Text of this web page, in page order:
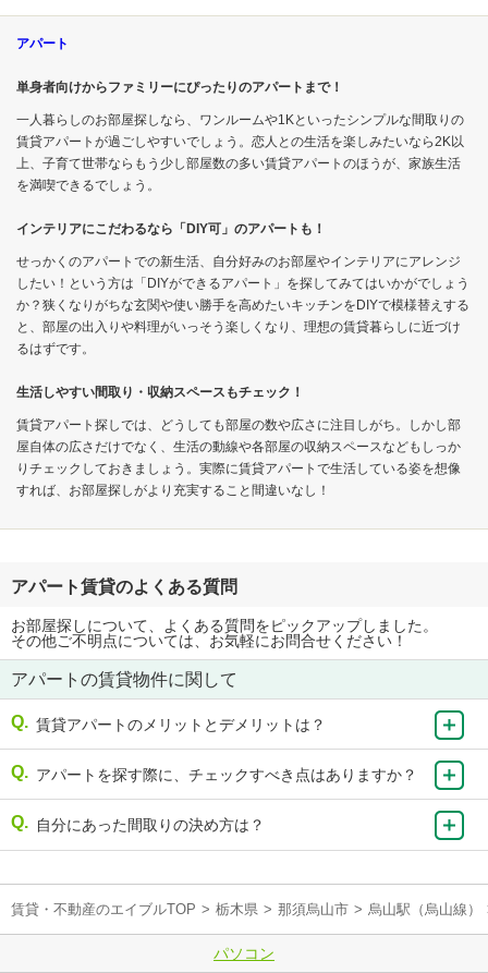
アパート
単身者向けからファミリーにぴったりのアパートまで！
一人暮らしのお部屋探しなら、ワンルームや1Kといったシンプルな間取りの
賃貸アパートが過ごしやすいでしょう。恋人との生活を楽しみたいなら2K以
上、子育て世帯ならもう少し部屋数の多い賃貸アパートのほうが、家族生活
を満喫できるでしょう。
インテリアにこだわるなら「DIY可」のアパートも！
せっかくのアパートでの新生活、自分好みのお部屋やインテリアにアレンジ
したい！という方は「DIYができるアパート」を探してみてはいかがでしょう
か？狭くなりがちな玄関や使い勝手を高めたいキッチンをDIYで模様替えする
と、部屋の出入りや料理がいっそう楽しくなり、理想の賃貸暮らしに近づけ
るはずです。
生活しやすい間取り・収納スペースもチェック！
賃貸アパート探しでは、どうしても部屋の数や広さに注目しがち。しかし部
屋自体の広さだけでなく、生活の動線や各部屋の収納スペースなどもしっか
りチェックしておきましょう。実際に賃貸アパートで生活している姿を想像
すれば、お部屋探しがより充実すること間違いなし！
アパート賃貸のよくある質問
お部屋探しについて、よくある質問をピックアップしました。
その他ご不明点については、お気軽にお問合せください！
アパートの賃貸物件に関して
賃貸アパートのメリットとデメリットは？
アパートを探す際に、チェックすべき点はありますか？
自分にあった間取りの決め方は？
賃貸・不動産のエイブルTOP > 栃木県 > 那須烏山市 > 烏山駅（烏山線）
パソコン